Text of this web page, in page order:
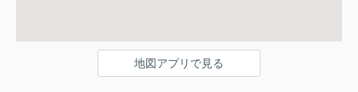
地図アプリで見る